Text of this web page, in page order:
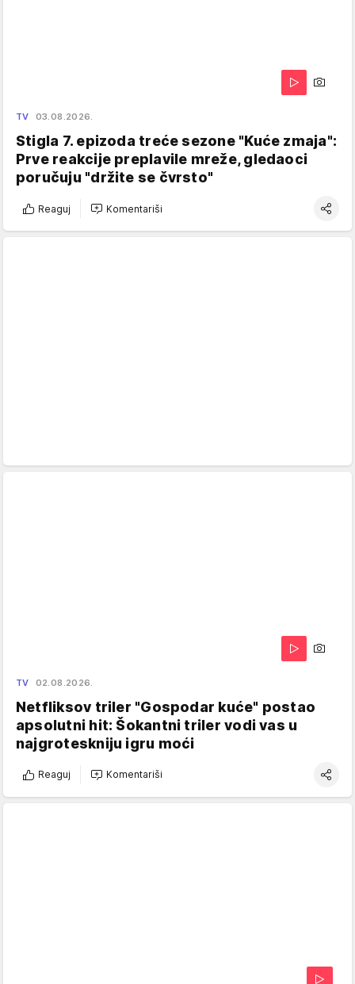
TV 03.08.2026.
Stigla 7. epizoda treće sezone "Kuće zmaja":
Prve reakcije preplavile mreže, gledaoci
poručuju "držite se čvrsto"
Reaguj Komentariši
TV 02.08.2026.
Netfliksov triler "Gospodar kuće" postao
apsolutni hit: Šokantni triler vodi vas u
najgroteskniju igru moći
Reaguj Komentariši